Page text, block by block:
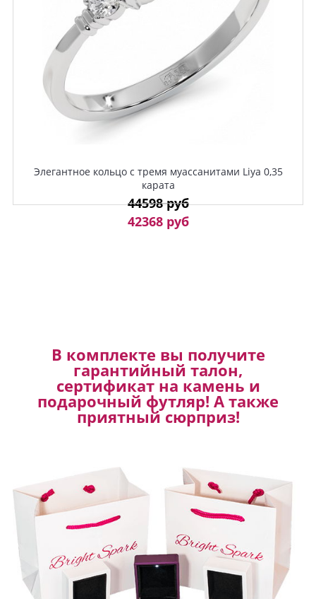
Элегантное кольцо с тремя муассанитами Liya 0,35
карата
44598 руб
42368 руб
В комплекте вы получите
гарантийный талон,
сертификат на камень и
подарочный футляр! А также
приятный сюрприз!